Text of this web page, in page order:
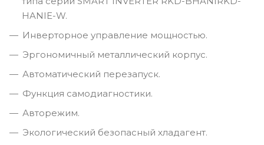
HANIE-W.
Инверторное управление мощностью.
Эргономичный металлический корпус.
Автоматический перезапуск.
Функция самодиагностики.
Авторежим.
Экологический безопасный хладагент.